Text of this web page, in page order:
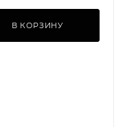
В КОРЗИНУ